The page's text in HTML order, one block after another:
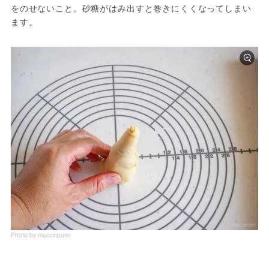
をのせないこと。砂糖がはみ出すと巻きにくくなってしまい
Photo by muccinpurin